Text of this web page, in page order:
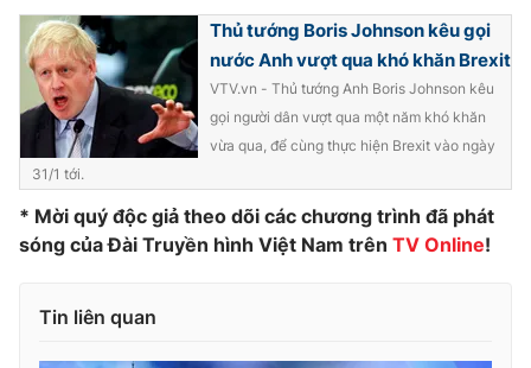
Học trực tuyến
Hitech Công nghệ tương lai
Sản phẩm
Thị trường
Tư vấn
Giao lưu trực tuyến
Lịch phát sóng
Chuyên mục khác
Emagazine Podcast
Photo
Thủ tướng Boris Johnson kêu gọi
nước Anh vượt qua khó khăn Brexit
VTV.vn - Thủ tướng Anh Boris Johnson kêu
gọi người dân vượt qua một năm khó khăn
vừa qua, để cùng thực hiện Brexit vào ngày
31/1 tới.
* Mời quý độc giả theo dõi các chương trình đã phát
sóng của Đài Truyền hình Việt Nam trên TV Online!
Tin liên quan